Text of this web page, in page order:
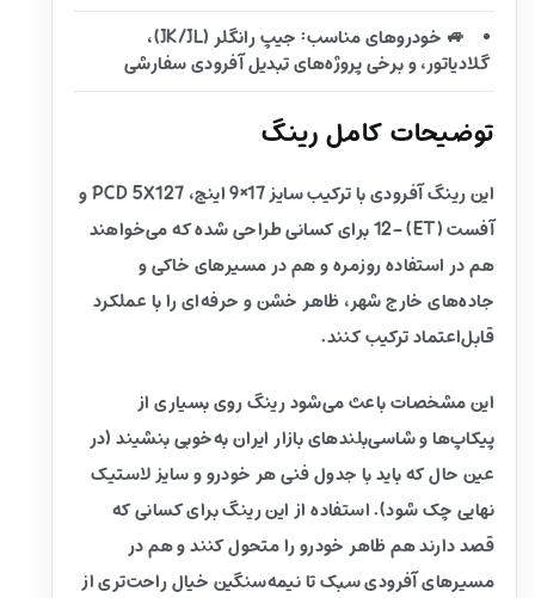
🚙 خودروهای مناسب: جیپ رانگلر (JK/JL)،
گلادیاتور، و برخی پروژه‌های تبدیل آفرودی سفارشی
توضیحات کامل رینگ
این رینگ آفرودی با ترکیب سایز 17×9 اینچ، PCD 5X127 و
آفست (ET) -12 برای کسانی طراحی شده که می‌خواهند
هم در استفاده روزمره و هم در مسیرهای خاکی و
جاده‌های خارج شهر، ظاهر خشن و حرفه‌ای را با عملکرد
قابل‌اعتماد ترکیب کنند.
این مشخصات باعث می‌شود رینگ روی بسیاری از
پیکاپ‌ها و شاسی‌بلندهای بازار ایران به‌خوبی بنشیند (در
عین حال که باید با جدول فنی هر خودرو و سایز لاستیک
نهایی چک شود). استفاده از این رینگ برای کسانی که
قصد دارند هم ظاهر خودرو را متحول کنند و هم در
مسیرهای آفرودی سبک تا نیمه‌سنگین خیال راحت‌تری از